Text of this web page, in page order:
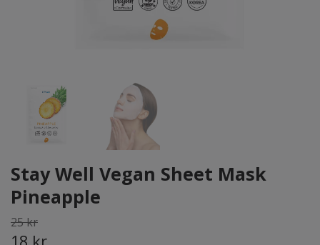
Stay Well Vegan Sheet Mask
Pineapple
25 kr